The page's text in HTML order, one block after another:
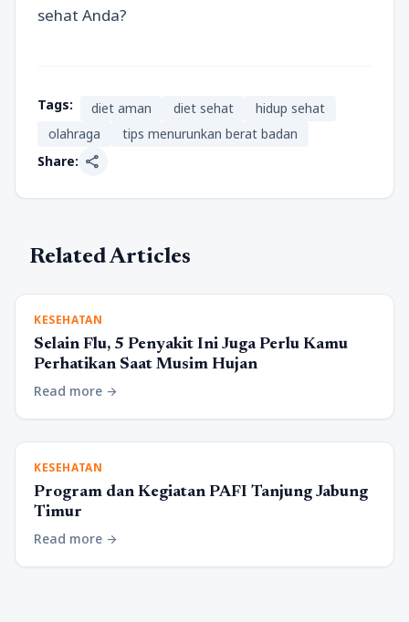
sehat Anda?
Tags: diet aman diet sehat
hidup sehat
olahraga
tips menurunkan berat badan
Share: share
Related Articles
KESEHATAN
Selain Flu, 5 Penyakit Ini Juga Perlu Kamu
Perhatikan Saat Musim Hujan
Read more arrow_forward
KESEHATAN
Program dan Kegiatan PAFI Tanjung Jabung
Timur
Read more arrow_forward